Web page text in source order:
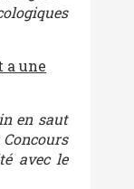
a une
en saut
avec le